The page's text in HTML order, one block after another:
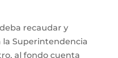
recaudar y
Superintendencia
al fondo cuenta